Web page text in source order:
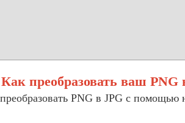
Как преобразовать ваш PNG
PNG в JPG с помощью